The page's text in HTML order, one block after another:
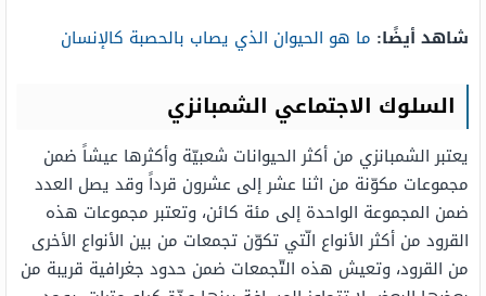
شاهد أيضًا: ما هو الحيوان الذي يصاب بالحصبة كالإنسان
السلوك الاجتماعي الشمبانزي
يعتبر الشمبانزي من أكثر الحيوانات شعبيّة وأكثرها عيشاً ضمن
مجموعات مكوّنة من اثنا عشر إلى عشرون قرداً وقد يصل العدد
ضمن المجموعة الواحدة إلى مئة كائن، وتعتبر مجموعات هذه
القرود من أكثر الأنواع الّتي تكوّن تجمعات من بين الأنواع الأخرى
من القرود، وتعيش هذه التّجمعات ضمن حدود جغرافية قريبة من